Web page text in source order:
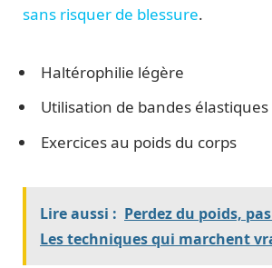
sans risquer de blessure.
Haltérophilie légère
Utilisation de bandes élastiques
Exercices au poids du corps
Lire aussi : Perdez du poids,
Les techniques qui marchent